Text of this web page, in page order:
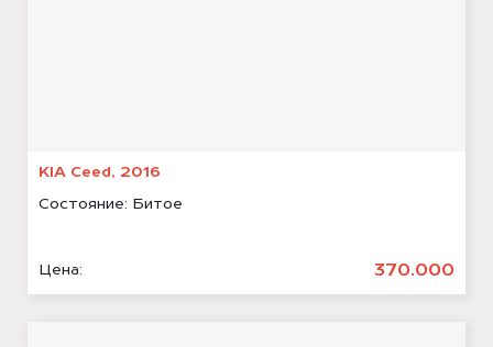
KIA Ceed, 2016
Состояние: Битое
Цена: 370.000